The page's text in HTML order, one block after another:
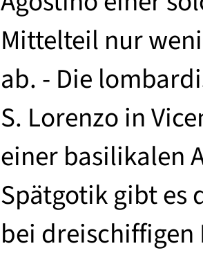
Mittelteil nur
ab. - Die
S. Lorenzo in
einer basilikalen
Spätgotik gibt es
bei dreischiffigen